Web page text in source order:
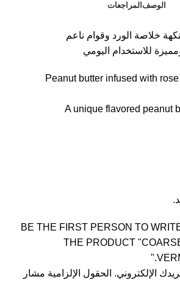
الوصف المراجعات
خلاصة الورد وقوام ناعم
للاستخدام اليومي
Peanut butter infused with
A unique flavored peanut
BE THE FIRST PERSON TO
THE PRODUCT
الإلكتروني. الحقول الإلزامية مشار